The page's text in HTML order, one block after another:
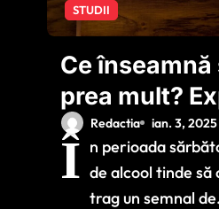
STUDII
Ce înseamnă
prea mult?
explică
dintre
excesiv și
Redactia ian. 3, 2025
Î n perioada
de alcool tinde să
trag un semnal